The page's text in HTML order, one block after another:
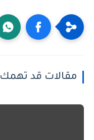
مقالات قد تهمك